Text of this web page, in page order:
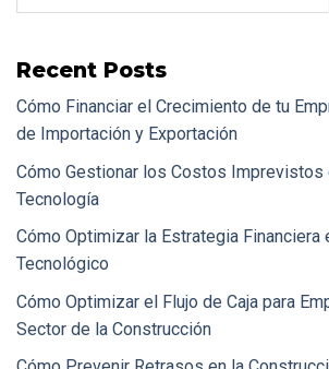
Recent Posts
Cómo Financiar el Crecimiento de tu
de Importación y Exportación
Cómo Gestionar los Costos Imprevistos
Tecnología
Cómo Optimizar la Estrategia Financiera
Tecnológico
Cómo Optimizar el Flujo de Caja para
Sector de la Construcción